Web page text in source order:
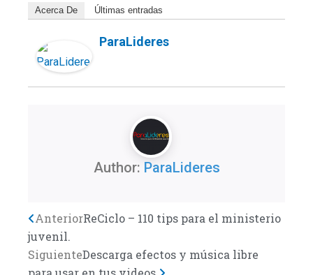
Acerca De Últimas entradas
ParaLideres
Author: ParaLideres
Previo
AnteriorReCiclo – 110 tips para el ministerio
juvenil.
SiguienteDescarga efectos y música libre
Next